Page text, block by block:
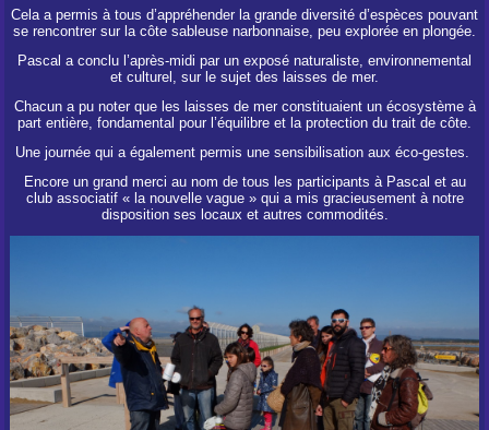
Cela a permis à tous d’appréhender la grande diversité d’espèces pouvant
se rencontrer sur la côte sableuse narbonnaise, peu explorée en plongée.
Pascal a conclu l’après-midi par un exposé naturaliste, environnemental
et culturel, sur le sujet des laisses de mer.
Chacun a pu noter que les laisses de mer constituaient un écosystème à
part entière, fondamental pour l’équilibre et la protection du trait de côte.
Une journée qui a également permis une sensibilisation aux éco-gestes.
Encore un grand merci au nom de tous les participants à Pascal et au
club associatif « la nouvelle vague » qui a mis gracieusement à notre
disposition ses locaux et autres commodités.